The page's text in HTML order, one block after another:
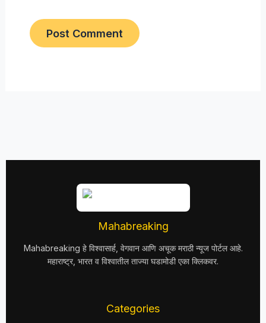
Mahabreaking
Mahabreaking हे विश्वासार्ह, वेगवान आणि अचूक मराठी न्यूज पोर्टल आहे.
महाराष्ट्र, भारत व विश्वातील ताज्या घडामोडी एका क्लिकवर.
Categories